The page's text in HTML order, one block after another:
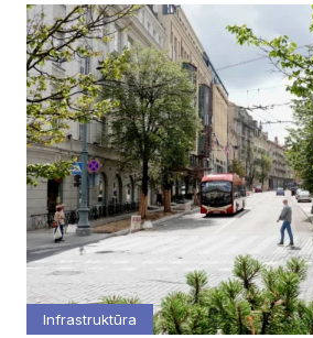
Infrastruktūra